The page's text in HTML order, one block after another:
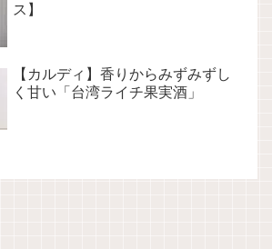
ス】
【カルディ】香りからみずみずし
く甘い「台湾ライチ果実酒」